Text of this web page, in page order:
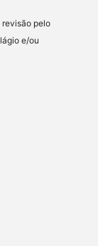
pelo
e/ou